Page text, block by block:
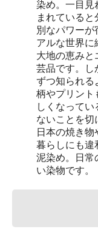
染め。一目見
まれている
別なパワーが
アルな世界に
大地の恵みと
芸品です。し
ずつ知られる
柄やプリント
しくなって
ないことを切
日本の焼き
暮らしにも違
泥染め。日常
い染物です。